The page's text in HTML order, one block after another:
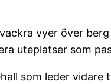
vyer över
uteplatser som
som leder